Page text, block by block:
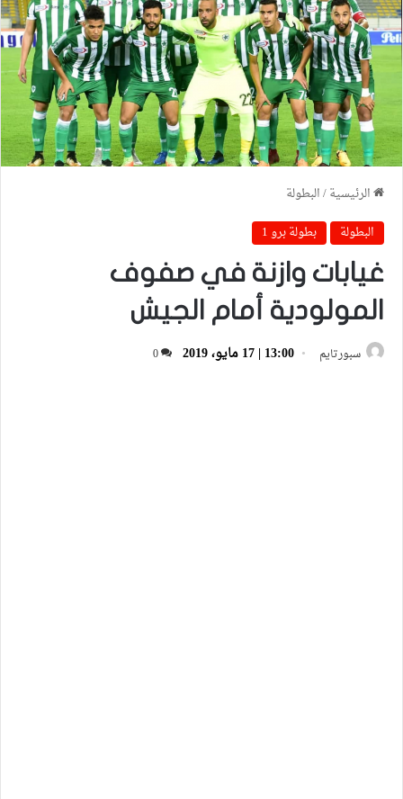
الرئيسية/البطولة
البطولة
بطولة برو 1
غيابات وازنة في صفوف
المولودية أمام الجيش
سبورتايم 13:00 | 17 مايو، 2019 0